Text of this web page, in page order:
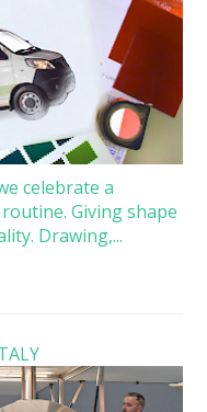
celebrate a
Giving shape
Drawing,...